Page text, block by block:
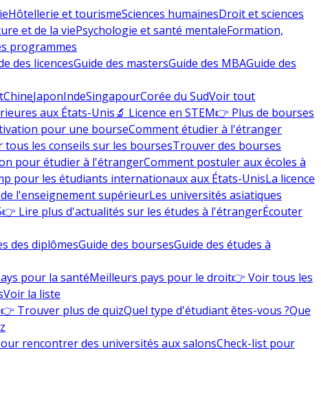
Hôtellerie et tourismeSciences humainesDroit et sciences
et de la viePsychologie et santé mentaleFormation,
programmes
des licencesGuide des mastersGuide des MBAGuide des
ChineJaponIndeSingapourCorée du SudVoir tout
aux États-Unis🔬 Licence en STEM👉 Plus de bourses
pour une bourseComment étudier à l'étranger
tous les conseils sur les boursesTrouver des bourses
pour étudier à l'étrangerComment postuler aux écoles à
pour les étudiants internationaux aux États-UnisLa licence
l'enseignement supérieurLes universités asiatiques
👉 Lire plus d'actualités sur les études à l'étrangerÉcouter
des diplômesGuide des boursesGuide des études à
pour la santéMeilleurs pays pour le droit👉 Voir tous les
Voir la liste
👉 Trouver plus de quizQuel type d'étudiant êtes-vous ?Que
rencontrer des universités aux salonsCheck-list pour